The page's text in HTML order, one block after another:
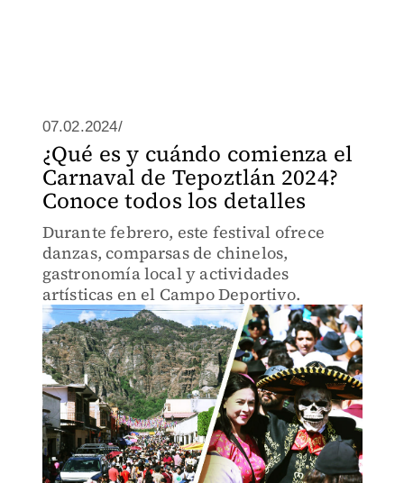
07.02.2024/
¿Qué es y cuándo comienza el
Carnaval de Tepoztlán 2024?
Conoce todos los detalles
Durante febrero, este festival ofrece
danzas, comparsas de chinelos,
gastronomía local y actividades
artísticas en el Campo Deportivo.